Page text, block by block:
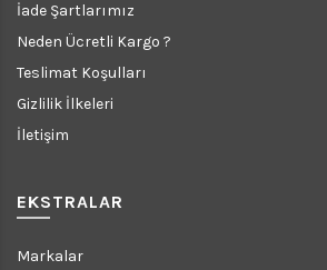
İade Şartlarımız
Neden Ücretli Kargo ?
Teslimat Koşulları
Gizlilik İlkeleri
İletişim
EKSTRALAR
Markalar